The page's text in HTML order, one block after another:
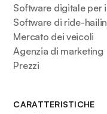
Software digitale per
Software di ride-
Mercato dei veicoli
Agenzia di marketing
Prezzi
CARATTERISTICHE